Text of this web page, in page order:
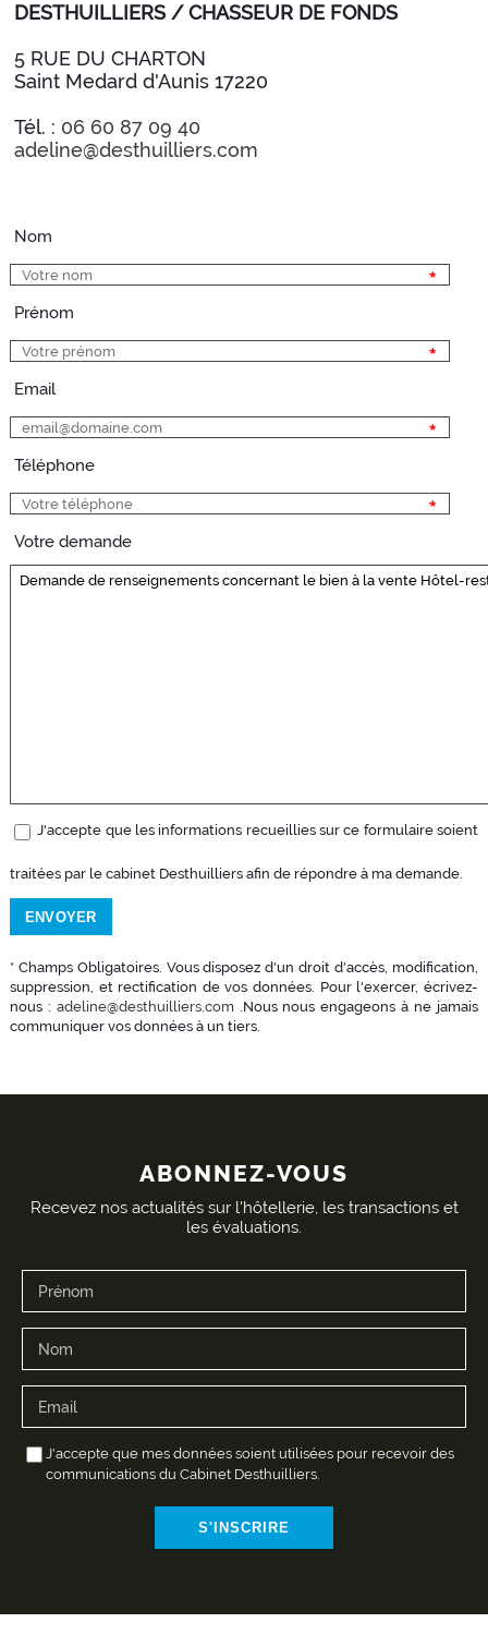
DESTHUILLIERS / CHASSEUR DE FONDS
5 RUE DU CHARTON
Saint Medard d'Aunis 17220
Tél. : 06 60 87 09 40
adeline@desthuilliers.com
Nom
Prénom
Email
Téléphone
Votre demande
J'accepte que les informations recueillies sur ce formulaire soient
traitées par le cabinet Desthuilliers afin de répondre à ma demande.
* Champs Obligatoires. Vous disposez d'un droit d'accès, modification,
suppression, et rectification de vos données. Pour l'exercer, écrivez-
nous : adeline@desthuilliers.com.Nous nous engageons à ne jamais
communiquer vos données à un tiers.
ABONNEZ-VOUS
Recevez nos actualités sur l'hôtellerie, les transactions et
les évaluations.
J'accepte que mes données soient utilisées pour recevoir des
communications du Cabinet Desthuilliers.
S'INSCRIRE